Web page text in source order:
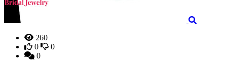
260
0
0
0